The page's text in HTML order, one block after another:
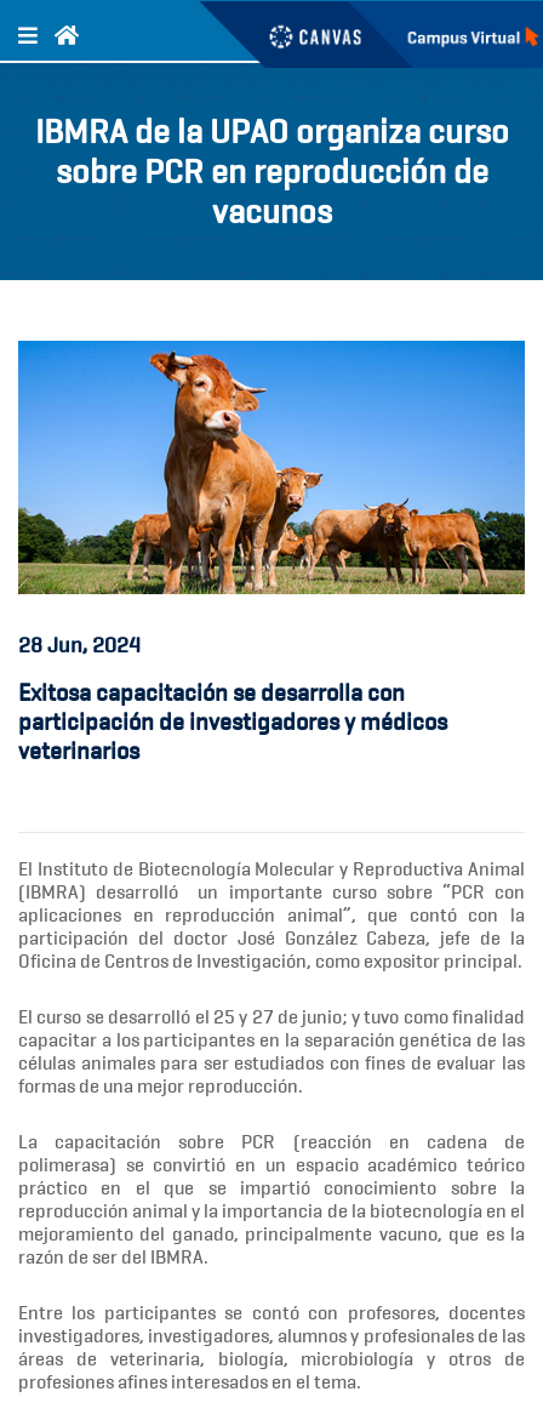
IBMRA de la UPAO organiza curso
sobre PCR en reproducción de
vacunos
28Jun, 2024
Exitosa capacitación se desarrolla con
participación de investigadores y médicos
veterinarios
El Instituto de Biotecnología Molecular y Reproductiva Animal
(IBMRA) desarrolló un importante curso sobre “PCR con
aplicaciones en reproducción animal”, que contó con la
participación del doctor José González Cabeza, jefe de la
Oficina de Centros de Investigación, como expositor principal.
El curso se desarrolló el 25 y 27 de junio; y tuvo como finalidad
capacitar a los participantes en la separación genética de las
células animales para ser estudiados con fines de evaluar las
formas de una mejor reproducción.
La capacitación sobre PCR (reacción en cadena de
polimerasa) se convirtió en un espacio académico teórico
práctico en el que se impartió conocimiento sobre la
reproducción animal y la importancia de la biotecnología en el
mejoramiento del ganado, principalmente vacuno, que es la
razón de ser del IBMRA.
Entre los participantes se contó con profesores, docentes
investigadores, investigadores, alumnos y profesionales de las
áreas de veterinaria, biología, microbiología y otros de
profesiones afines interesados en el tema.